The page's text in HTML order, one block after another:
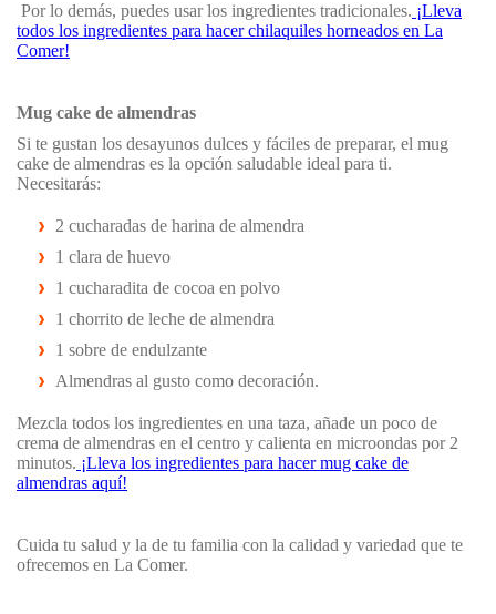
Por lo demás, puedes usar los ingredientes tradicionales. ¡Lleva
todos los ingredientes para hacer chilaquiles horneados en La
Comer!
Mug cake de almendras
Si te gustan los desayunos dulces y fáciles de preparar, el mug
cake de almendras es la opción saludable ideal para ti.
Necesitarás:
2 cucharadas de harina de almendra
1 clara de huevo
1 cucharadita de cocoa en polvo
1 chorrito de leche de almendra
1 sobre de endulzante
Almendras al gusto como decoración.
Mezcla todos los ingredientes en una taza, añade un poco de
crema de almendras en el centro y calienta en microondas por 2
minutos. ¡Lleva los ingredientes para hacer mug cake de
almendras aquí!
Cuida tu salud y la de tu familia con la calidad y variedad que te
ofrecemos en La Comer.